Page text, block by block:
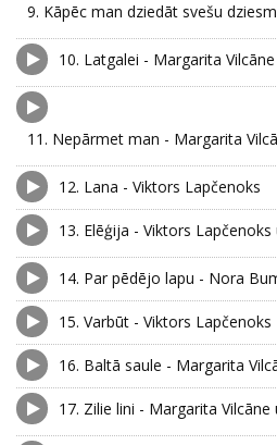
9. Kāpēc man dziedāt svešu
10. Latgalei - Margarita
11. Nepārmet man - Margarita
12. Lana - Viktors Lapčenoks
13. Elēģija - Viktors
14. Par pēdējo lapu - Nora
15. Varbūt - Viktors Lapčenoks
16. Baltā saule - Margarita
17. Zilie lini - Margarita Vilcāne